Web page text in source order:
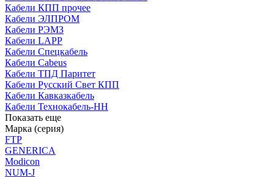
Кабели КПП прочее
Кабели ЭЛПРОМ
Кабели РЭМЗ
Кабели LAPP
Кабели Спецкабель
Кабели Cabeus
Кабели ТПД Паритет
Кабели Русский Свет КПП
Кабели Кавказкабель
Кабели Технокабель-НН
Показать еще
Марка (серия)
FTP
GENERICA
Modicon
NUM-J